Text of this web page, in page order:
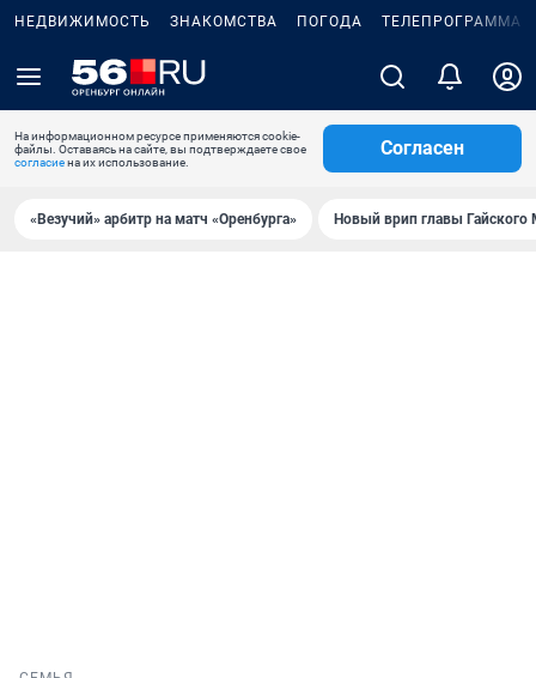
НЕДВИЖИМОСТЬ ЗНАКОМСТВА ПОГОДА ТЕЛЕПРОГРАММА
На информационном ресурсе применяются cookie-
файлы. Оставаясь на сайте, вы подтверждаете свое
согласиена их использование.
Согласен
«Везучий» арбитр на матч «Оренбурга» Новый врип главы Гайского